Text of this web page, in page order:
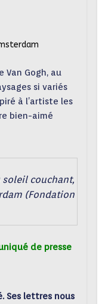
Van Gogh, au
si variés
à l’artiste les
bien-aimé
soleil couchant,
(Fondation
de presse
Ses lettres nous